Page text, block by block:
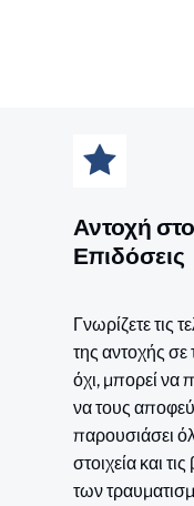
Αντοχή
Επιδόσεις
Γνωρίζετε τις
της αντοχής
όχι, μπορεί να
να τους
παρουσιάσει
στοιχεία και
των